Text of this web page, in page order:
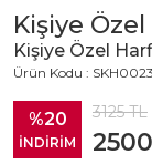
Kişiye
Kişiye Özel
Ürün Kodu : SKH0023
%20
İNDİRİM
3125TL
2500